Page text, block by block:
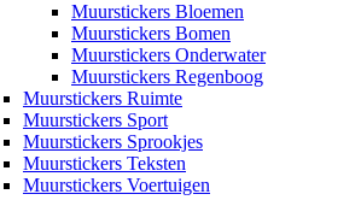
Muurstickers Bloemen
Muurstickers Bomen
Muurstickers Onderwater
Muurstickers Regenboog
Muurstickers Ruimte
Muurstickers Sport
Muurstickers Sprookjes
Muurstickers Teksten
Muurstickers Voertuigen